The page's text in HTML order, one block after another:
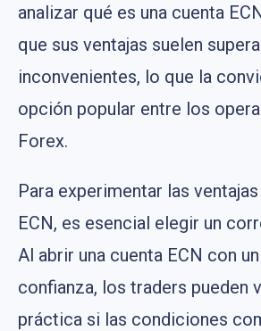
analizar qué es una cuenta
que sus ventajas suelen
inconvenientes, lo que la
opción popular entre los
Forex.
Para experimentar las
ECN, es esencial elegir un
Al abrir una cuenta ECN con
confianza, los traders pueden
práctica si las condiciones